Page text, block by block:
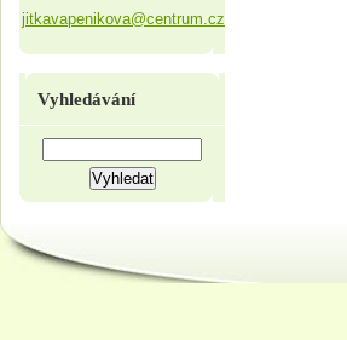
jitkavapenikova@centrum.cz
Vyhledávání